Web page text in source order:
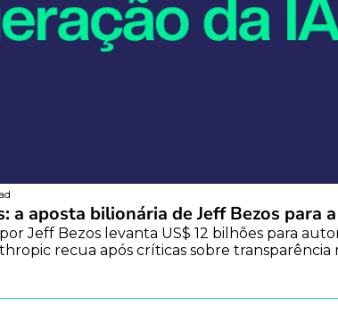
a aposta bilionária de Jeff Bezos para
Jeff Bezos levanta US$ 12 bilhões para
recua após críticas sobre transparência